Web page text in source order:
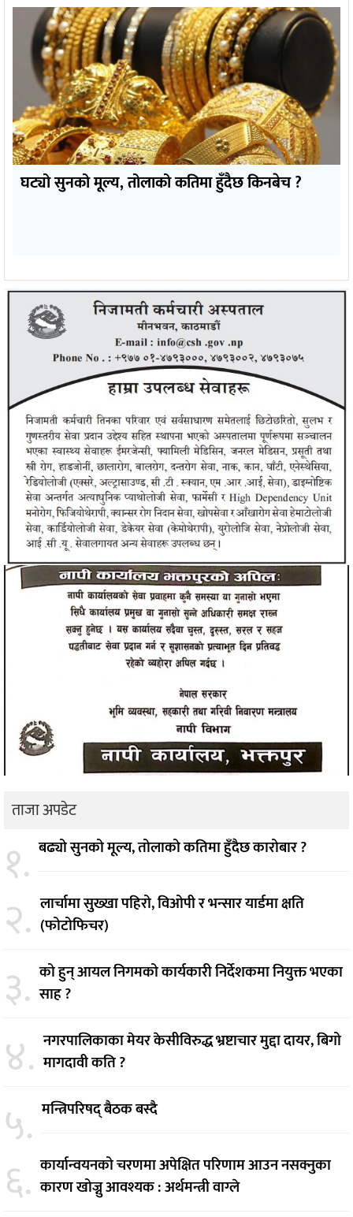
घट्यो सुनको मूल्य, तोलाको कतिमा हुँदैछ किनबेच ?
ताजा अपडेट
१. बढ्यो सुनको मूल्य, तोलाको कतिमा हुँदैछ कारोबार ?
२. लार्चामा सुख्खा पहिरो, विओपी र भन्सार यार्डमा क्षति
(फोटोफिचर)
३. को हुन् आयल निगमको कार्यकारी निर्देशकमा नियुक्त भएका
साह ?
४. नगरपालिकाका मेयर केसीविरुद्ध भ्रष्टाचार मुद्दा दायर, बिगो
मागदावी कति ?
५. मन्त्रिपरिषद् बैठक बस्दै
६. कार्यान्वयनको चरणमा अपेक्षित परिणाम आउन नसक्नुका
कारण खोज्नु आवश्यक : अर्थमन्त्री वाग्ले